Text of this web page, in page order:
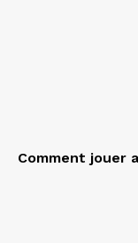
Comment jouer